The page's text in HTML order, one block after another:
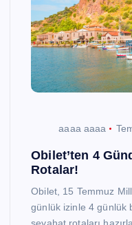
aaaa aaaa
Obilet’ten 4
Rotalar!
Obilet, 15 Temmuz
günlük izinle 4 günlük